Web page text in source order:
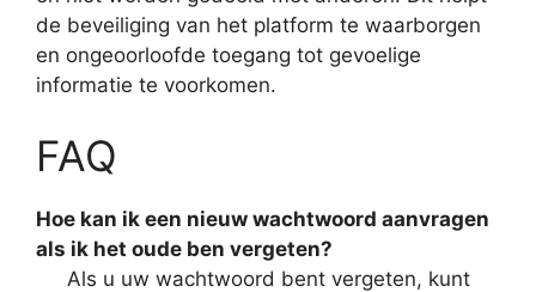
de beveiliging van het platform te waarborgen
en ongeoorloofde toegang tot gevoelige
informatie te voorkomen.
FAQ
Hoe kan ik een nieuw wachtwoord aanvragen
als ik het oude ben vergeten?
Als u uw wachtwoord bent vergeten, kunt